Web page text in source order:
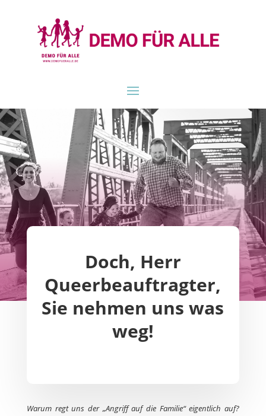
Doch, Herr
Queerbeauftragter,
Sie nehmen uns was
weg!
Warum regt uns der „Angriff auf die Familie“ eigentlich auf?